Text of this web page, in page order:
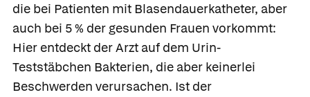
die bei Patienten mit Blasendauerkatheter, aber
auch bei 5 % der gesunden Frauen vorkommt:
Hier entdeckt der Arzt auf dem Urin-
Teststäbchen Bakterien, die aber keinerlei
Beschwerden verursachen. Ist der